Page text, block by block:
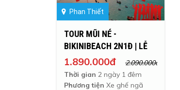
Phan Thiết
TOUR MŨI NÉ -
BIKINIBEACH 2N1Đ | LỄ
02/09
1.890.000đ
2.090.000đ
Thời gian 2 ngày 1 đêm
Phương tiện Xe ghế ngã